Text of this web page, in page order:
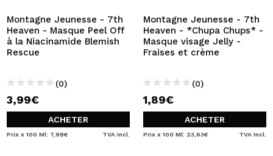
Montagne Jeunesse - 7th
Heaven - Masque Peel Off
à la Niacinamide Blemish
Rescue
(0)
3,99€
ACHETER
Prix x 100 Ml: 7,98€ TVA Incl.
Montagne Jeunesse - 7th
Heaven - *Chupa Chups* -
Masque visage Jelly -
Fraises et crème
(0)
1,89€
ACHETER
Prix x 100 Ml: 23,63€ TVA Incl.